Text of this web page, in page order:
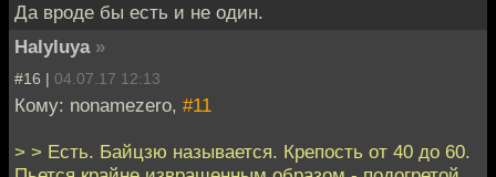
Да вроде бы есть и не один.
Halyluya »
#16 | 04.07.17 12:13
Кому: nonamezero, #11
> > Есть. Байцзю называется. Крепость от 40 до 60.